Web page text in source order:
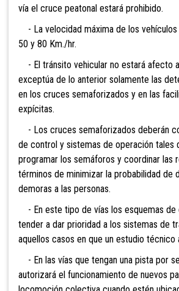
vía el cruce peatonal estará prohibido.
- La velocidad máxima de los
50 y 80 Km./hr.
- El tránsito vehicular no estará afecto
exceptúa de lo anterior solamente las
en los cruces semaforizados y en las
expícitas.
- Los cruces semaforizados deberán
de control y sistemas de operación tales
programar los semáforos y coordinar las
términos de minimizar la probabilidad de
demoras a las personas.
- En este tipo de vías los esquemas de
tender a dar prioridad a los sistemas de
aquellos casos en que un estudio técnico
- En las vías que tengan una pista por
autorizará el funcionamiento de nuevos